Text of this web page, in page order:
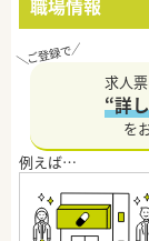
職場情報
求人
“詳
を